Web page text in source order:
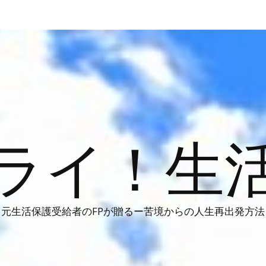
イ！生
元生活保護受給者のFPが贈るー苦境からの人生再出発方法